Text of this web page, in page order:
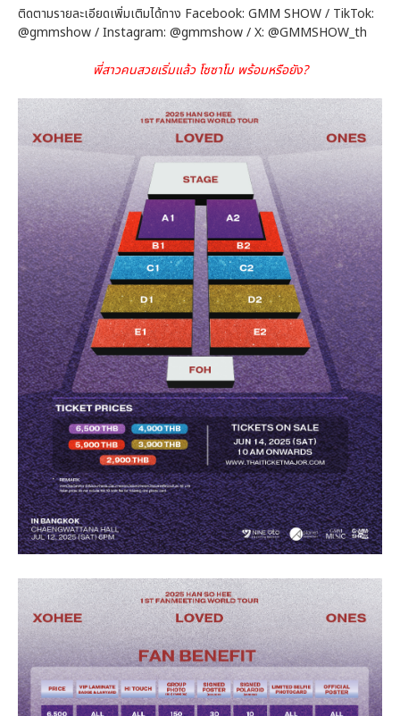
ติดตามรายละเอียดเพิ่มเติมได้ทาง Facebook: GMM SHOW / TikTok:
@gmmshow / Instagram: @gmmshow / X: @GMMSHOW_th
พี่สาวคนสวยเริ่มแล้ว โซซาโม พร้อมหรือยัง?